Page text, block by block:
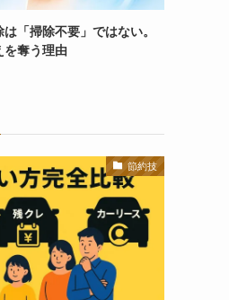
「掃除不要」ではない。
を奪う理由
節約技